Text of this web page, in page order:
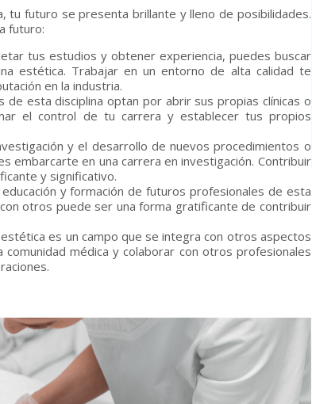
tu futuro se presenta brillante y lleno de posibilidades.
futuro:
tus estudios y obtener experiencia, puedes buscar
estética. Trabajar en un entorno de alta calidad te
en la industria.
de esta disciplina optan por abrir sus propias clínicas o
el control de tu carrera y establecer tus propios
y el desarrollo de nuevos procedimientos o
embarcarte en una carrera en investigación. Contribuir
y significativo.
y formación de futuros profesionales de esta
otros puede ser una forma gratificante de contribuir
estética es un campo que se integra con otros aspectos
médica y colaborar con otros profesionales